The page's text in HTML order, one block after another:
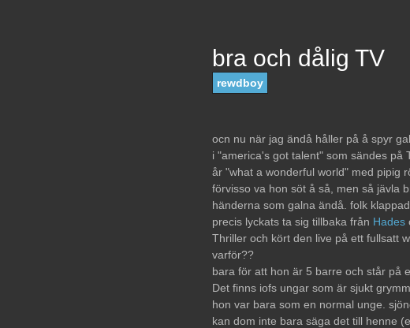
bra och dålig TV
rewdboy
ocn nu när jag ändå håller på å spyr
i "america's got talent" som sändes på
år "what a wonderful world" med pipig
förvisso va hon söt å så, men så jävla
händerna som galna ändå. folk
precis lyckats ta sig tillbaka från Hades
Thriller och kört den live på ett fullsatt
varför??
bara för att hon är 5 barre och står på
Det finns iofs ungar som är sjukt
hon var bara som en normal unge.
kan dom inte bara säga det till henne